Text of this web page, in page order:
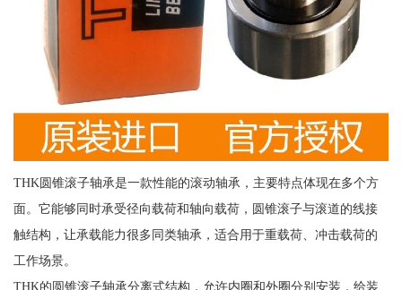
THK圆锥滚子轴承是一款性能的滚动轴承，主要特点体现在多个方
面。它能够同时承受径向载荷和轴向载荷，圆锥滚子与滚道的线接
触结构，让承载能力很多同类轴承，适合用于重载荷、冲击载荷的
工作场景。
THK的圆锥滚子轴承分离式结构，允许内圈和外圈分别安装，给装